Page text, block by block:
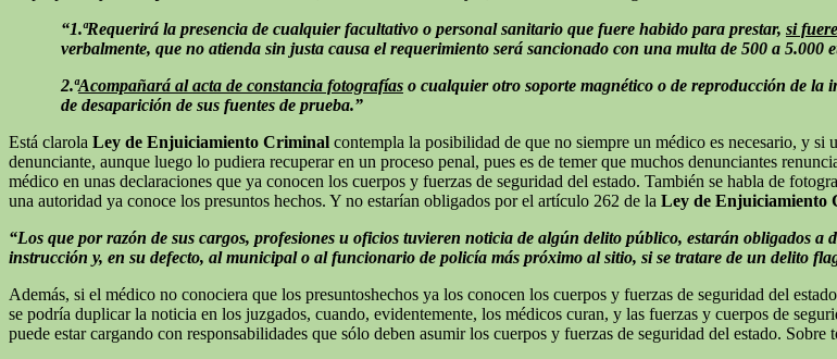
“1.ªRequerirá la presencia de cualquier facultativo o personal sanitario que fuere habido para prestar, si
verbalmente, que no atienda sin justa causa el requerimiento será sancionado con una multa de 500 a
2.ªAcompañará al acta de constancia fotografías o cualquier otro soporte magnético o de reproducción de la
de desaparición de sus fuentes de prueba.”
Está clarola Ley de Enjuiciamiento Criminal contempla la posibilidad de que no siempre un médico es necesario, y
denunciante, aunque luego lo pudiera recuperar en un proceso penal, pues es de temer que muchos denunciantes
médico en unas declaraciones que ya conocen los cuerpos y fuerzas de seguridad del estado. También se habla de
una autoridad ya conoce los presuntos hechos. Y no estarían obligados por el artículo 262 de la Ley de Enjuiciamiento
“Los que por razón de sus cargos, profesiones u oficios tuvieren noticia de algún delito público, estarán obligados
instrucción y, en su defecto, al municipal o al funcionario de policía más próximo al sitio, si se tratare de un delito
Además, si el médico no conociera que los presuntoshechos ya los conocen los cuerpos y fuerzas de seguridad del
se podría duplicar la noticia en los juzgados, cuando, evidentemente, los médicos curan, y las fuerzas y cuerpos de
puede estar cargando con responsabilidades que sólo deben asumir los cuerpos y fuerzas de seguridad del estado.